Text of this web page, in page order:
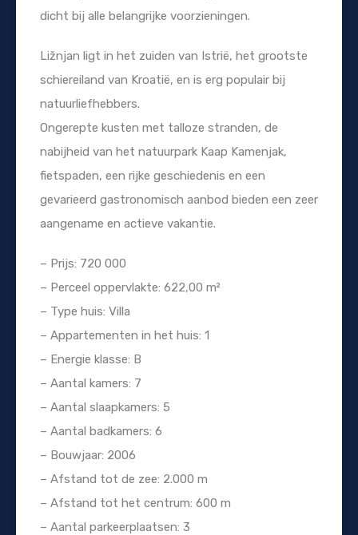
dicht bij alle belangrijke voorzieningen.
Ližnjan ligt in het zuiden van Istrië, het grootste
schiereiland van Kroatië, en is erg populair bij
natuurliefhebbers.
Ongerepte kusten met talloze stranden, de
nabijheid van het natuurpark Kaap Kamenjak,
fietspaden, een rijke geschiedenis en een
gevarieerd gastronomisch aanbod bieden een zeer
aangename en actieve vakantie.
– Prijs: 720 000
– Perceel oppervlakte: 622,00 m²
– Type huis: Villa
– Appartementen in het huis: 1
– Energie klasse: B
– Aantal kamers: 7
– Aantal slaapkamers: 5
– Aantal badkamers: 6
– Bouwjaar: 2006
– Afstand tot de zee: 2.000 m
– Afstand tot het centrum: 600 m
– Aantal parkeerplaatsen: 3